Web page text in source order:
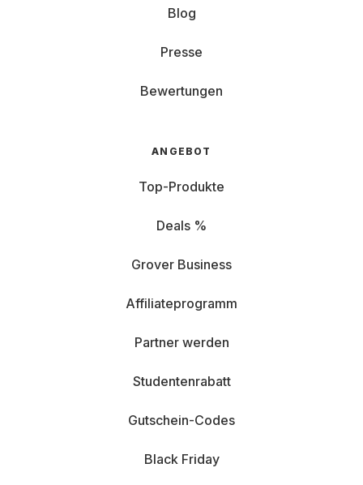
Blog
Presse
Bewertungen
ANGEBOT
Top-Produkte
Deals %
Grover Business
Affiliateprogramm
Partner werden
Studentenrabatt
Gutschein-Codes
Black Friday